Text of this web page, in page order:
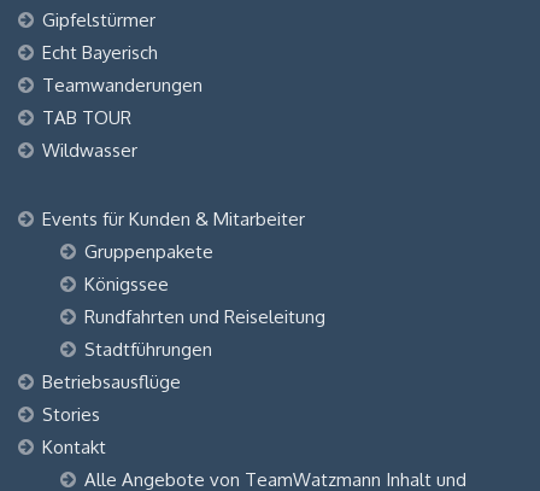
Gipfelstürmer
Echt Bayerisch
Teamwanderungen
TAB TOUR
Wildwasser
Events für Kunden & Mitarbeiter
Gruppenpakete
Königssee
Rundfahrten und Reiseleitung
Stadtführungen
Betriebsausflüge
Stories
Kontakt
Alle Angebote von TeamWatzmann Inhalt und